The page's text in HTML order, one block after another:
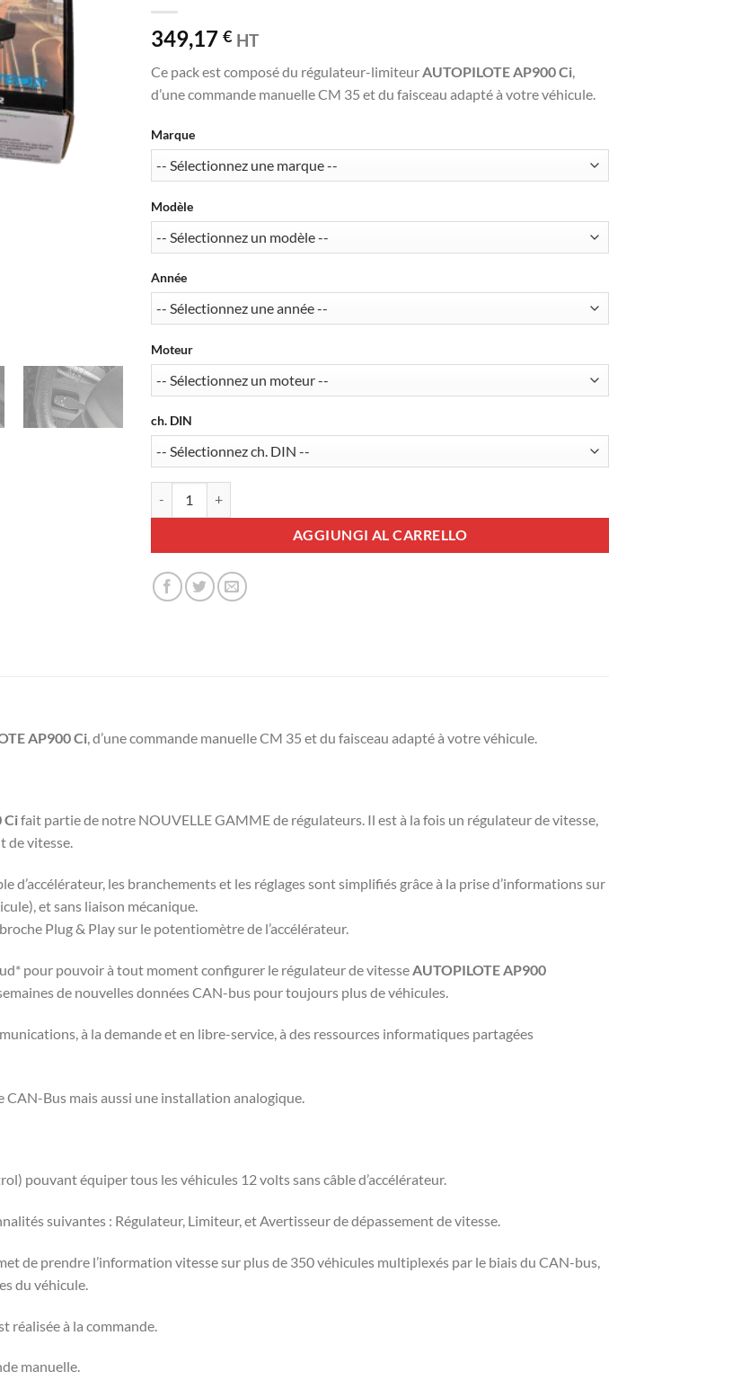
349,17 € HT
Ce pack est composé du régulateur-limiteurAUTOPILOTE AP900 Ci,
d’une commande manuelle CM 35 et du faisceau adapté à votre véhicule.
Marque
Modèle
Année
Moteur
ch. DIN
AGGIUNGI AL CARRELLO
AP900 Ci, d’une commande manuelle CM 35 et du faisceau adapté à votre véhicule.
Cifait partie de notre NOUVELLE GAMME de régulateurs. Il est à la fois un régulateur de vitesse,
de vitesse.
d’accélérateur, les branchements et les réglages sont simplifiés grâce à la prise d’informations sur
et sans liaison mécanique.
Plug & Play sur le potentiomètre de l’accélérateur.
pour pouvoir à tout moment configurer le régulateur de vitesseAUTOPILOTE AP900
de nouvelles données CAN-bus pour toujours plus de véhicules.
à la demande et en libre-service, à des ressources informatiques partagées
Bus mais aussi une installation analogique.
pouvant équiper tous les véhicules 12 volts sans câble d’accélérateur.
suivantes : Régulateur, Limiteur, et Avertisseur de dépassement de vitesse.
de prendre l’information vitesse sur plus de 350 véhicules multiplexés par le biais du CAN-bus,
du véhicule.
à la commande.
manuelle.